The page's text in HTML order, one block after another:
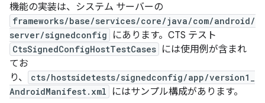
機能の実装は、システム サーバーの
frameworks/base/services/core/java/com/android/
server/signedconfig
にあります。CTS テスト
CtsSignedConfigHostTestCases には使用例が含まれ
てお
り、
cts/hostsidetests/signedconfig/app/version1_
AndroidManifest.xml
にはサンプル構成があります。